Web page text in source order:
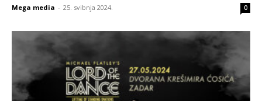
Mega media - 25. svibnja 2024. 0